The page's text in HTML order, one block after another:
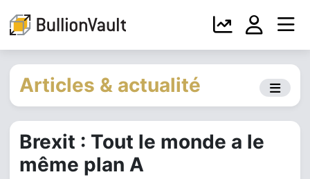
Articles & actualité
Brexit : Tout le monde a le
même plan A